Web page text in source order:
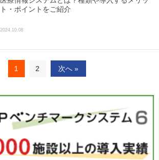
ト・ポイントをご紹介
2024.10.08
1 2 次へ »